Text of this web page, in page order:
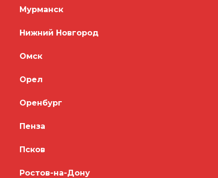
Мурманск
Нижний Новгород
Омск
Орел
Оренбург
Пенза
Псков
Ростов-на-Дону